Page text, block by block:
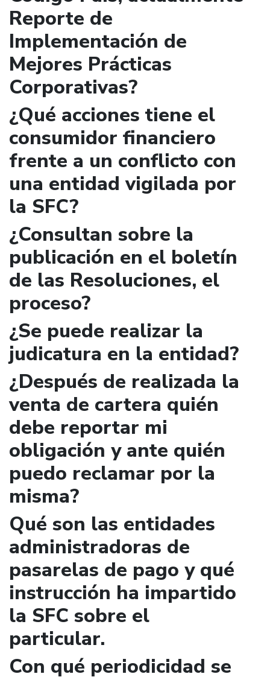
Reporte de
Implementación de
Mejores Prácticas
Corporativas?
¿Qué acciones tiene el
consumidor financiero
frente a un conflicto con
una entidad vigilada por
la SFC?
¿Consultan sobre la
publicación en el boletín
de las Resoluciones, el
proceso?
¿Se puede realizar la
judicatura en la entidad?
¿Después de realizada la
venta de cartera quién
debe reportar mi
obligación y ante quién
puedo reclamar por la
misma?
Qué son las entidades
administradoras de
pasarelas de pago y qué
instrucción ha impartido
la SFC sobre el
particular.
Con qué periodicidad se